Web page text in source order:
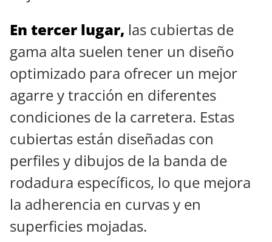
En tercer lugar, las cubiertas de
gama alta suelen tener un diseño
optimizado para ofrecer un mejor
agarre y tracción en diferentes
condiciones de la carretera. Estas
cubiertas están diseñadas con
perfiles y dibujos de la banda de
rodadura específicos, lo que mejora
la adherencia en curvas y en
superficies mojadas.